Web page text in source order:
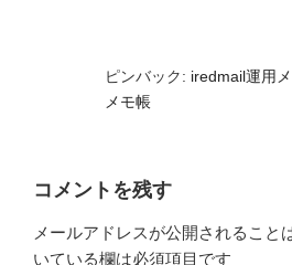
ピンバック: iredmail運用
メモ帳
コメントを残す
メールアドレスが公開されること
いている欄は必須項目です